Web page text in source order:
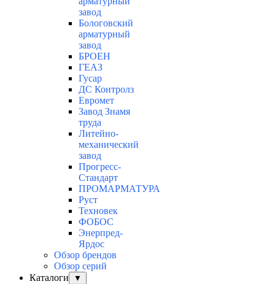
завод
Бологовский
арматурный
завод
БРОЕН
ГЕАЗ
Гусар
ДС Контролз
Евромет
Завод Знамя
труда
Литейно-
механический
завод
Прогресс-
Стандарт
ПРОМАРМАТУРА
Руст
Техновек
ФОБОС
Энерпред-
Ярдос
Обзор брендов
Обзор серий
Каталоги
▼